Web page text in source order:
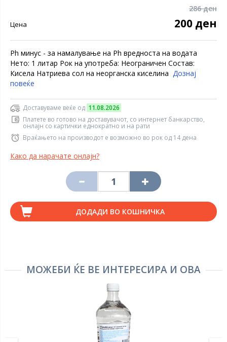
286 ден
Цена 200 ден
Ph минус - за намалување на Ph вредноста на водата
Нето: 1 литар Рок на употреба: Неограничен Состав:
Кисела Натриева сол на неорганска киселина Дознај
повеќе
Доставуваме веќе од 11.08.2026
Платете во готово на доставувачот, со интернет банкарство,
онлајн со картички еднократно и на рати
Враќањето на производот е возможно во рок од 14 дена
Како да нарачате онлајн?
ДОДАДИ ВО КОШНИЧКА
МОЖЕБИ ЌЕ ВЕ ИНТЕРЕСИРА И ОВА